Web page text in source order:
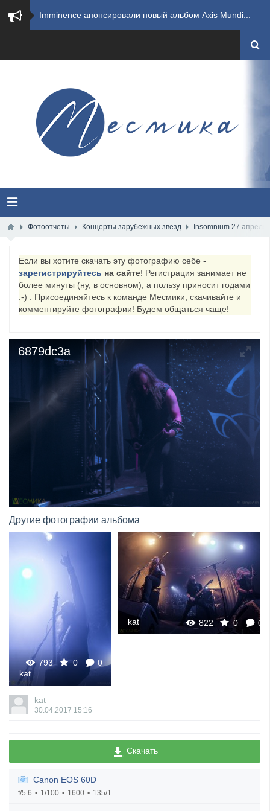
​Imminence анонсировали новый альбом Axis Mundi...
​Summer Breeze Open Air 2026 полностью переходи...
​Wacken Open Air 2026: открыт новый портал Cash...
XANDRIA представили новый сингл под названием «...
Wacken Open Air 2026 объявили последние одиннад...
​Wacken Open Air 2027 объявил новую волну участ...
Фотоотчеты Концерты зарубежных звезд Insomnium 27 апреля
Если вы хотите скачать эту фотографию себе -
зарегистрируйтесь на сайте! Регистрация занимает не
более минуты (ну, в основном), а пользу приносит годами
:-) . Присоединяйтесь к команде Месмики, скачивайте и
комментируйте фотографии! Будем общаться чаще!
6879dc3a
Другие фотографии альбома
793 0
0
kat
822 0 0
kat
kat
30.04.2017 15:16
Скачать
Canon EOS 60D
f/5.6 1/100 1600 135/1